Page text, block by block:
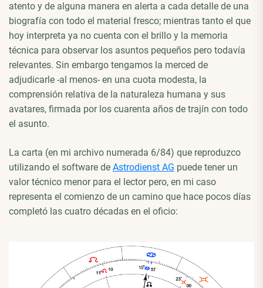
atento y de alguna manera en alerta a cada detalle de una
biografía con todo el material fresco; mientras tanto el que
hoy interpreta ya no cuenta con el brillo y la memoria
técnica para observar los asuntos pequeños pero todavía
relevantes. Sin embargo tengamos la merced de
adjudicarle -al menos- en una cuota modesta, la
comprensión relativa de la naturaleza humana y sus
avatares, firmada por los cuarenta años de trajín con todo
el asunto.
La carta (en mi archivo numerada 6/84) que reproduzco
utilizando el software de Astrodienst AG puede tener un
valor técnico menor para el lector pero, en mi caso
representa el comienzo de un camino que hace pocos días
completó las cuatro décadas en el oficio: